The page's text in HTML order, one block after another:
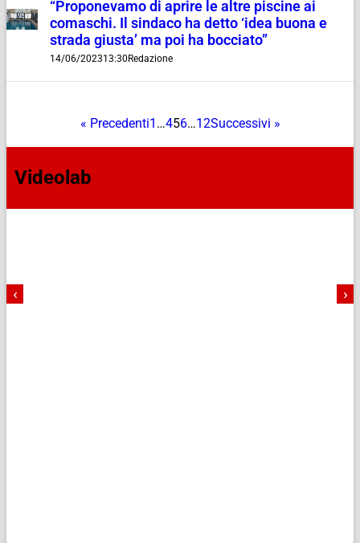
“Proponevamo di aprire le altre piscine ai
comaschi. Il sindaco ha detto ‘idea buona e
strada giusta’ ma poi ha bocciato”
14/06/202313:30Redazione
« Precedenti1 …456…12Successivi »
Videolab
‹ ›